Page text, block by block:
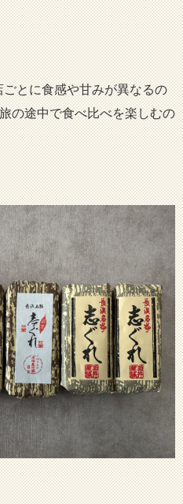
とに食感や甘みが異なるの
の途中で食べ比べを楽しむの